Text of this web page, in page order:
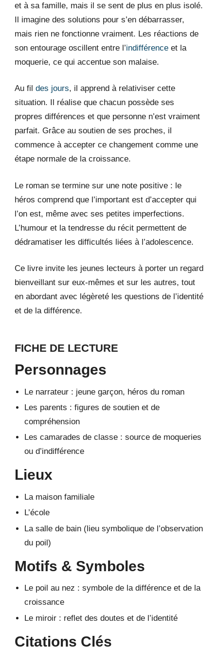
et à sa famille, mais il se sent de plus en plus isolé.
Il imagine des solutions pour s’en débarrasser,
mais rien ne fonctionne vraiment. Les réactions de
son entourage oscillent entre l’indifférence et la
moquerie, ce qui accentue son malaise.
Au fil des jours, il apprend à relativiser cette
situation. Il réalise que chacun possède ses
propres différences et que personne n’est vraiment
parfait. Grâce au soutien de ses proches, il
commence à accepter ce changement comme une
étape normale de la croissance.
Le roman se termine sur une note positive : le
héros comprend que l’important est d’accepter qui
l’on est, même avec ses petites imperfections.
L’humour et la tendresse du récit permettent de
dédramatiser les difficultés liées à l’adolescence.
Ce livre invite les jeunes lecteurs à porter un regard
bienveillant sur eux-mêmes et sur les autres, tout
en abordant avec légèreté les questions de l’identité
et de la différence.
FICHE DE LECTURE
Personnages
Le narrateur : jeune garçon, héros du roman
Les parents : figures de soutien et de
compréhension
Les camarades de classe : source de moqueries
ou d’indifférence
Lieux
La maison familiale
L’école
La salle de bain (lieu symbolique de l’observation
du poil)
Motifs & Symboles
Le poil au nez : symbole de la différence et de la
croissance
Le miroir : reflet des doutes et de l’identité
Citations Clés